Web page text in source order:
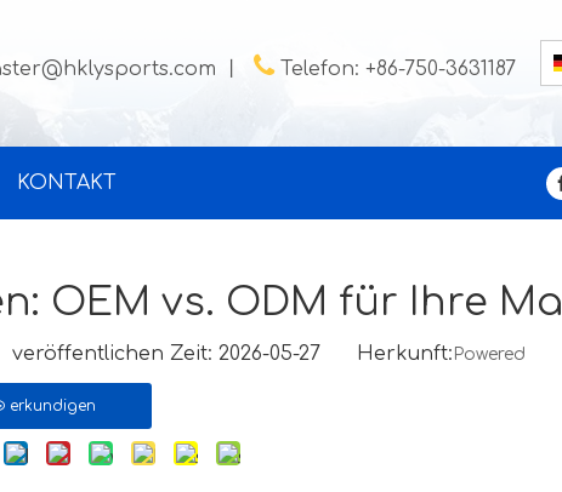
 Telefon: +86-750-3631187
KONTAKT
OEM vs. ODM für Ihre
Zeit: 2026-05-27 Herkunft: Powered
erkundigen